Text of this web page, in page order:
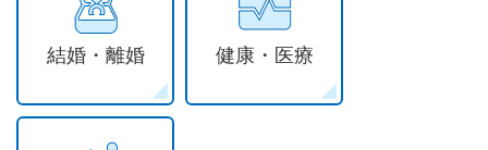
結婚・離婚 健康・医療